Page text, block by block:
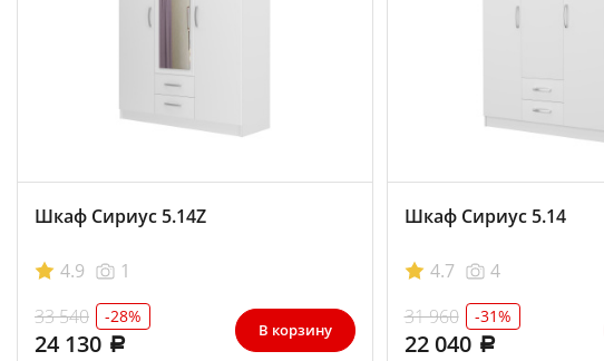
Шкаф Сириус 5.14Z
4.9
1
33 540
-28%
24 130 В корзину
Шкаф Сириус 5.14
4.7
4
31 960
-31%
22 040